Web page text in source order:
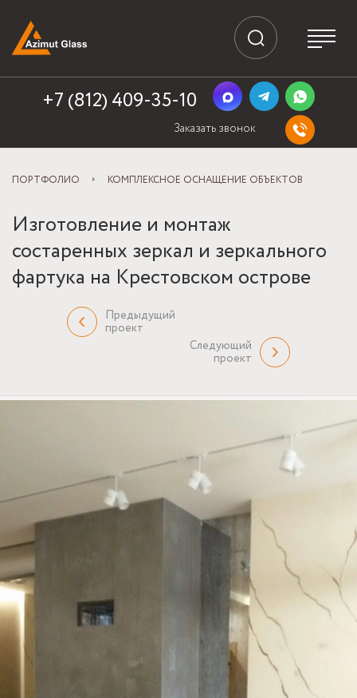
+7 (812) 409-35-10
Заказать звонок
ПОРТФОЛИО КОМПЛЕКСНОЕ ОСНАЩЕНИЕ ОБЪЕКТОВ
Изготовление и монтаж
состаренных зеркал и зеркального
фартука на Крестовском острове
Предыдущий
проект
Следующий
проект